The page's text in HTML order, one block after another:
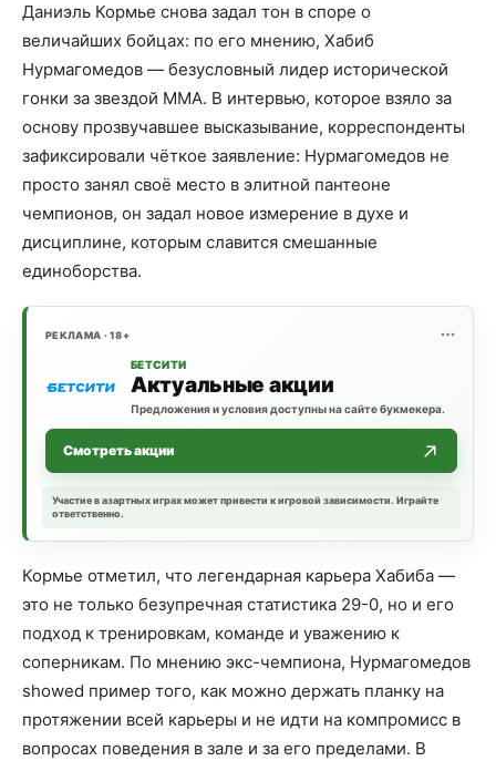
Даниэль Кормье снова задал тон в споре о
величайших бойцах: по его мнению, Хабиб
Нурмагомедов — безусловный лидер исторической
гонки за звездой ММА. В интервью, которое взяло за
основу прозвучавшее высказывание, корреспонденты
зафиксировали чёткое заявление: Нурмагомедов не
просто занял своё место в элитной пантеоне
чемпионов, он задал новое измерение в духе и
дисциплине, которым славится смешанные
единоборства.
РЕКЛАМА · 18+
БЕТСИТИ
Актуальные акции
Предложения и условия доступны на сайте букмекера.
Смотреть акции
Участие в азартных играх может привести к игровой зависимости. Играйте
ответственно.
Кормье отметил, что легендарная карьера Хабиба —
это не только безупречная статистика 29-0, но и его
подход к тренировкам, команде и уважению к
соперникам. По мнению экс-чемпиона, Нурмагомедов
showed пример того, как можно держать планку на
протяжении всей карьеры и не идти на компромисс в
вопросах поведения в зале и за его пределами. В